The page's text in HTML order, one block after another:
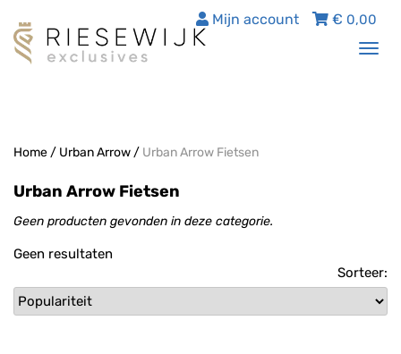
€ 0,00
Mijn account
Home/ Urban Arrow/ Urban Arrow Fietsen
Urban Arrow Fietsen
Geen producten gevonden in deze categorie.
Geen resultaten
Sorteer: